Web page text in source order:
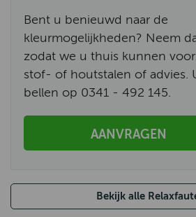
Bent u benieuwd naar de
kleurmogelijkheden? Neem
zodat we u thuis kunnen
stof- of houtstalen of advies.
bellen op 0341 - 492 145.
AANVRAGEN
Bekijk alle